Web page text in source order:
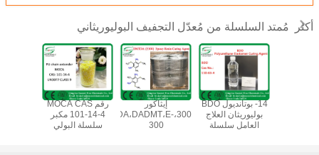
أكثر مُمتد السلسلة من مُعدّل التجفيف البوليوريثاني
رقم MOCA CAS
101-14-4 مكبر
سلسلة البولي
إيثاكور
300،DMTDA،DADMT،E-
300
14- بوتانديول BDO
بوليوريثان العلاج
العامل سلسلة